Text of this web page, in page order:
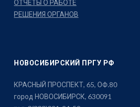
ОТЧЕТЫ О РАБОТЕ
РЕШЕНИЯ ОРГАНОВ
НОВОСИБИРСКИЙ ПРГУ РФ
КРАСНЫЙ ПРОСПЕКТ, 65, ОФ.80
город НОВОСИБИРСК, 630091